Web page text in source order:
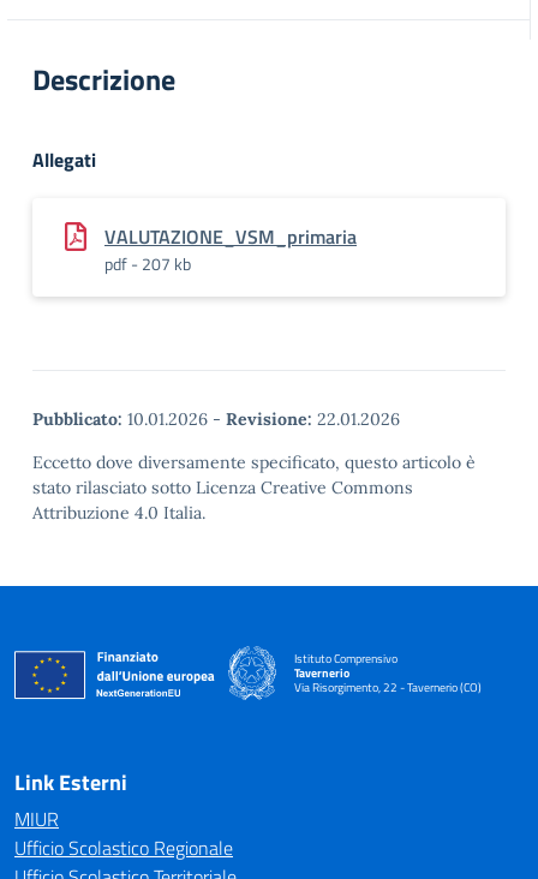
Descrizione
Allegati
VALUTAZIONE_VSM_primaria
pdf - 207 kb
Pubblicato: 10.01.2026 - Revisione: 22.01.2026
Eccetto dove diversamente specificato, questo articolo è
stato rilasciato sotto Licenza Creative Commons
Attribuzione 4.0 Italia.
Istituto Comprensivo
Tavernerio
Via Risorgimento, 22 - Tavernerio (CO)
— Visita la pagina iniziale della scuola
Link Esterni
MIUR
Ufficio Scolastico Regionale